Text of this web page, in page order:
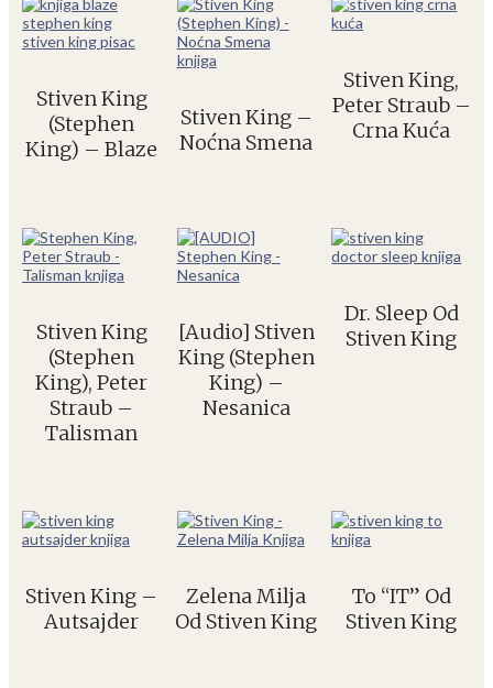
Stiven King
(Stephen
King) – Blaze
Stiven King –
Noćna Smena
Stiven King,
Peter Straub –
Crna Kuća
Stiven King
(Stephen
King), Peter
Straub –
Talisman
[Audio] Stiven
King (Stephen
King) –
Nesanica
Dr. Sleep Od
Stiven King
Stiven King –
Autsajder
Zelena Milja
Od Stiven King
To “IT” Od
Stiven King